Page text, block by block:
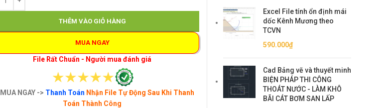
THÊM VÀO GIỎ HÀNG
MUA NGAY
File Rất Chuẩn - Người mua đánh giá
MUA NGAY -> Thanh Toán Nhận File Tự Động Sau Khi Thanh
Toán Thành Công
Excel File tính ổn định mái
dốc Kênh Mương theo
TCVN
590.000₫
Cad Bảng vẽ và thuyết minh
BIỆN PHÁP THI CÔNG
THOÁT NƯỚC - LÀM KHÔ
BÃI CÁT BƠM SAN LẤP